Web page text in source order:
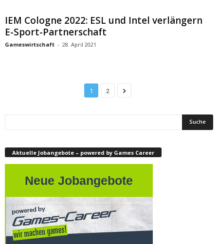
IEM Cologne 2022: ESL und Intel verlängern
E-Sport-Partnerschaft
Gameswirtschaft - 28. April 2021
1 2
Aktuelle Jobangebote – powered by Games Career